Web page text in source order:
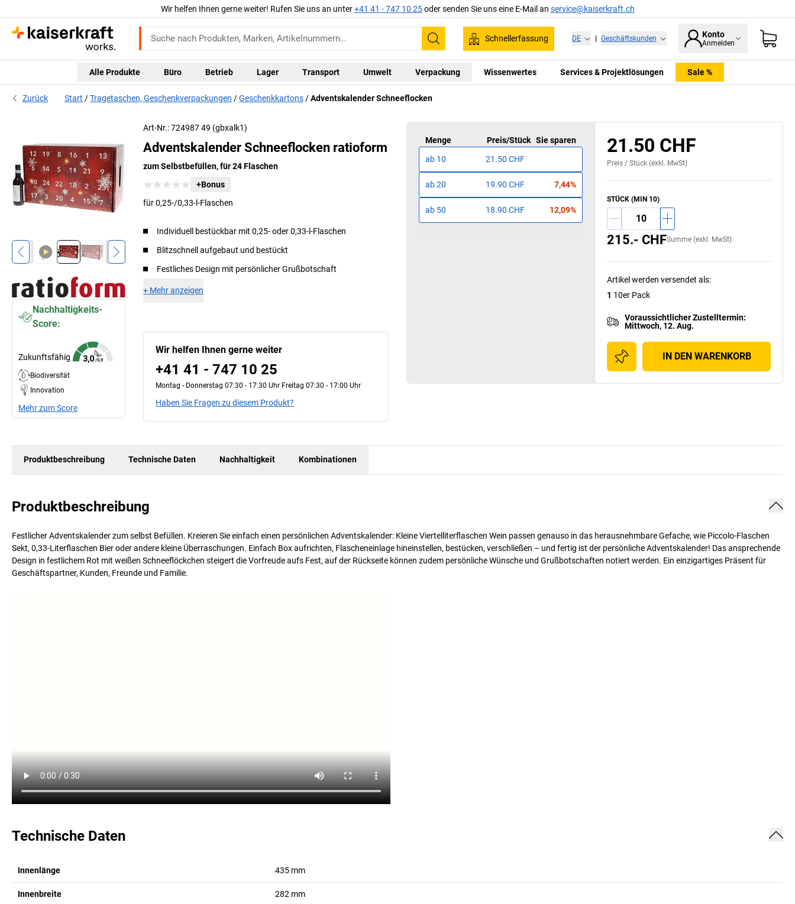
Wir helfen Ihnen gerne weiter! Rufen Sie uns an unter+41 41 - 747 10 25oder senden Sie uns eine E-Mail an service@kaiserkraft.ch
Suchen
Schnellerfassung DE Geschäftskunden Konto
Anmelden
Alle Produkte Büro Betrieb Lager Transport Umwelt Verpackung Wissenwertes Services & Projektlösungen Sale %
Zurück Start Tragetaschen, Geschenkverpackungen Geschenkkartons Adventskalender Schneeflocken
Das Zeichen für
Waldwirtschaft.
Nachhaltigkeits-
Score:
Zukunftsfähig
Biodiversität
Innovation
Mehr zum Score
Art-Nr.: 724987 49 (gbxalk1)
Adventskalender Schneeflocken ratioform
zum Selbstbefüllen, für 24 Flaschen
+Bonus
für 0,25-/0,33-l-Flaschen
Individuell bestückbar mit 0,25- oder 0,33-l-Flaschen
Blitzschnell aufgebaut und bestückt
Festliches Design mit persönlicher Grußbotschaft
+ Mehr anzeigen
Wir helfen Ihnen gerne weiter
+41 41 - 747 10 25
Montag - Donnerstag 07:30 - 17:30 Uhr Freitag 07:30 - 17:00 Uhr
Haben Sie Fragen zu diesem Produkt?
Menge Preis/Stück Sie sparen
ab 10 21.50 CHF
ab20 19.90 CHF 7,44%
ab 50 18.90 CHF 12,09%
21.50 CHF
Preis /Stück (exkl. MwSt)
STÜCK (MIN 10)
Summe (exkl. MwSt)
215.- CHF
Artikel werden versendet als:
1 10er Pack
Voraussichtlicher Zustelltermin:
Mittwoch, 12. Aug.
IN DEN WARENKORB
Produktbeschreibung Technische Daten Nachhaltigkeit Kombinationen
Produktbeschreibung
Festlicher Adventskalender zum selbst Befüllen. Kreieren Sie einfach einen persönlichen Adventskalender: Kleine Viertelliterflaschen Wein passen genauso in das herausnehmbare Gefache, wie Piccolo-Flaschen
Sekt, 0,33-Literflaschen Bier oder andere kleine Überraschungen. Einfach Box aufrichten, Flascheneinlage hineinstellen, bestücken, verschließen – und fertig ist der persönliche Adventskalender! Das ansprechende
Design in festlichem Rot mit weißen Schneeflöckchen steigert die Vorfreude aufs Fest, auf der Rückseite können zudem persönliche Wünsche und Grußbotschaften notiert werden. Ein einzigartiges Präsent für
Geschäftspartner, Kunden, Freunde und Familie.
Technische Daten
Innenlänge 435 mm
Innenbreite 282 mm